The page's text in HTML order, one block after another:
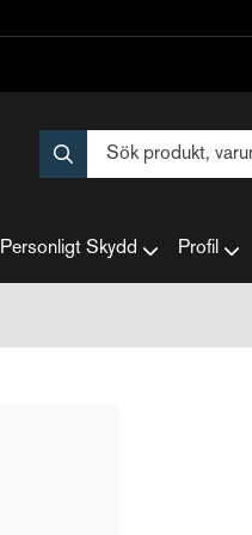
Personligt Skydd Profil